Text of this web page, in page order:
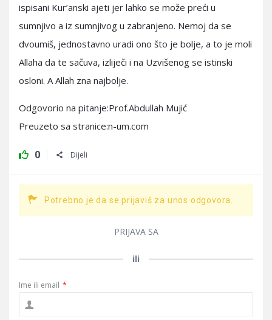
ispisani Kur’anski ajeti jer lahko se može preći u
sumnjivo a iz sumnjivog u zabranjeno. Nemoj da se
dvoumiš, jednostavno uradi ono što je bolje, a to je moli
Allaha da te sačuva, izliječi i na Uzvišenog se istinski
osloni. A Allah zna najbolje.
Odgovorio na pitanje:Prof.Abdullah Mujić
Preuzeto sa stranice:n-um.com
0 Dijeli
Potrebno je da se prijaviš za unos odgovora.
PRIJAVA SA
ili
Ime ili email *